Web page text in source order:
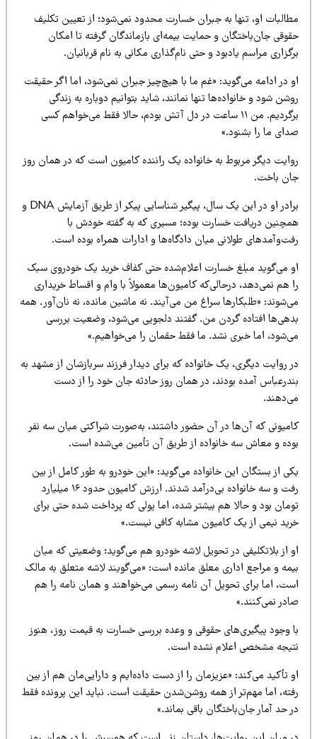
او، تنها به جبران خسارت محدود نمی‌شود؛ از تعیین تکلیف
جان‌باختگان و حمایت بیمه‌ای بازماندگان گرفته تا امکان
مراسم یادبود و حتی نام‌گذاری مکانی به نام قربانیان.
در ادامه می‌گوید: «غم ما با هیچ‌چیز جبران نمی‌شود، اما اگر حقیقت
شود و خانواده‌ها تنها نمانند، شاید بتوانیم دوباره به زندگی
برگردیم. من ۱۱ ساعت در دل آتش بودم، حالا فقط می‌خواهم کسی
ما را بشنود.»
دیگر مربوط به خانواده یک راننده کامیون است که در همان روز
باخت.
برادر او در این یک سال، پیگیر شناسایی پیکر از طریق آزمایش DNA و
دریافت خسارت بوده؛ مسیری که به گفته خودش با
طولانی میان دادگاه‌ها و ادارات همراه بوده است.
می‌گوید مبلغ خسارت اعلام‌شده حتی کفاف خرید یک خودروی سبک
هم نمی‌دهد، درحالی‌که کامیون‌ها معمولاً با وام و اقساط خریداری
«طلبکارها سراغ من می‌آیند. نه ماشین مانده، نه نان‌آور. همه
افتاده گردن من. گفتند دلجویی می‌شود، وضعیت بررسی
اما خبری نشد. ما فقط حقمان را می‌خواهیم.»
روایت دیگری، یک خانواده که برای دیدار فرزند سربازشان از مشهد به
آمده بودند، در همان روز حادثه جان خود را از دست
که آن‌ها در آن حضور داشتند، به‌صورت شراکتی میان سه نفر
و معاش سه خانواده از طریق آن تأمین می‌شده است.
از بستگان این خانواده می‌گوید: «این خودرو به طور کامل از بین
رفت و سه خانواده بی‌درآمد شدند. ارزش کامیون حدود ۱۶ میلیارد
بود و حالا هم بیشتر شده، اما پولی که پرداخت شده حتی برای
نیمی از یک کامیون مشابه کافی نیست.»
از بلاتکلیفی در تحویل لاشه خودرو هم می‌گوید؛ وضعیتی که میان
و مراجع اداری معلق مانده است: «می‌گویند لاشه متعلق به مالک
اما برای تحویل آن نامه رسمی می‌خواهند و همان نامه را هم
نمی‌کنند.»
وجود پیگیری‌های حقوقی و وعده بررسی خسارت به قیمت روز، هنوز
مشخصی اعلام نشده است.
تأکید می‌کند: «عزیزمان را از دست داده‌ایم و دارایی‌مان هم از بین
اما مهم‌تر از همه روشن‌شدن حقیقت است. نباید این پرونده فقط
حد آمار جان‌باختگان باقی بماند.»